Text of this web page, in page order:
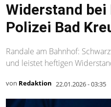
Widerstand bei
Polizei Bad
Randale am Bahnhof:
und leistet heftigen
von Redaktion 22.01.2026 - 03:35